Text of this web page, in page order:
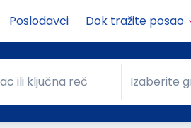
Poslodavci Dok tražite posao
ili ključna reč
ili ključna reč Grad
Izaberite